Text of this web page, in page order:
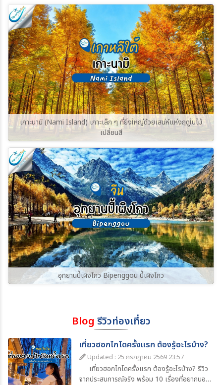
เกาะนามิ (Nami Island) เกาะเล็ก ๆ ที่ยิ่งใหญ่ด้วยเสน่ห์แห่งฤดูใบไม้
เปลี่ยนสี
อุทยานปี้เผิงโกว Bipenggou ปี้เผิงโกว
Blog รีวิวท่องเที่ยว
เที่ยวฮอกไกโดครั้งแรก ต้องรู้อะไรบ้าง?
Updated : 25 กรกฎาคม 2569 23:57
เที่ยวฮอกไกโดครั้งแรก ต้องรู้อะไรบ้าง? รีวิว
จากประสบการณ์จริง พร้อม 10 เรื่องที่อยากบอก